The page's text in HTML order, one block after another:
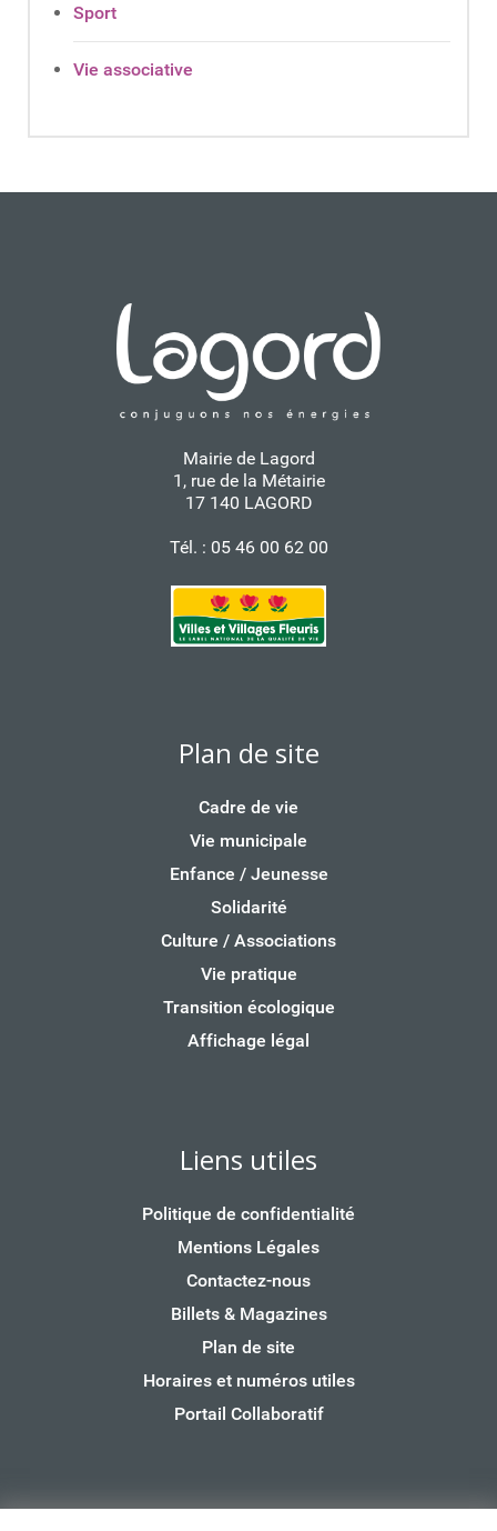
Sport
Vie associative
Mairie de Lagord
1, rue de la Métairie
17 140 LAGORD
Tél. : 05 46 00 62 00
Plan de site
Cadre de vie
Vie municipale
Enfance / Jeunesse
Solidarité
Culture / Associations
Vie pratique
Transition écologique
Affichage légal
Liens utiles
Politique de confidentialité
Mentions Légales
Contactez-nous
Billets & Magazines
Plan de site
Horaires et numéros utiles
Portail Collaboratif